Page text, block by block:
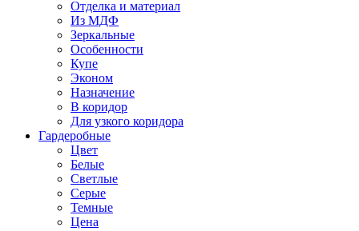
Отделка и материал
Из МДФ
Зеркальные
Особенности
Купе
Эконом
Назначение
В коридор
Для узкого коридора
Гардеробные
Цвет
Белые
Светлые
Серые
Темные
Цена